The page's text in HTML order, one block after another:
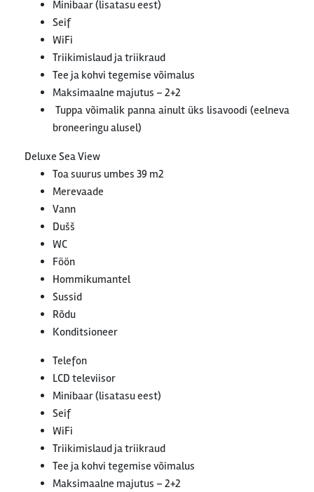
Minibaar (lisatasu eest)
Seif
WiFi
Triikimislaud ja triikraud
Tee ja kohvi tegemise võimalus
Maksimaalne majutus – 2+2
Tuppa võimalik panna ainult üks lisavoodi (eelneva
broneeringu alusel)
Deluxe Sea View
Toa suurus umbes 39 m2
Merevaade
Vann
Dušš
WC
Föön
Hommikumantel
Sussid
Rõdu
Konditsioneer
Telefon
LCD televiisor
Minibaar (lisatasu eest)
Seif
WiFi
Triikimislaud ja triikraud
Tee ja kohvi tegemise võimalus
Maksimaalne majutus – 2+2